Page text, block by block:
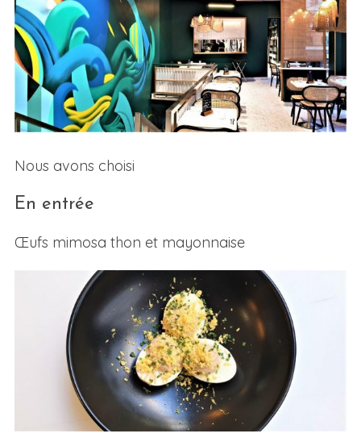
Nous avons choisi
En entrée
Œufs mimosa thon et mayonnaise